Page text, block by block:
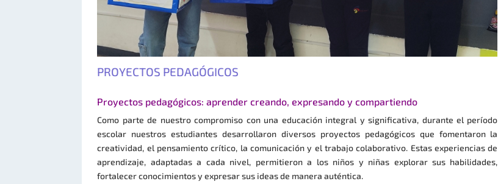
PROYECTOS PEDAGÓGICOS
Proyectos pedagógicos: aprender creando, expresando y compartiendo
Como parte de nuestro compromiso con una educación integral y significativa, durante el período
escolar nuestros estudiantes desarrollaron diversos proyectos pedagógicos que fomentaron la
creatividad, el pensamiento crítico, la comunicación y el trabajo colaborativo. Estas experiencias de
aprendizaje, adaptadas a cada nivel, permitieron a los niños y niñas explorar sus habilidades,
fortalecer conocimientos y expresar sus ideas de manera auténtica.